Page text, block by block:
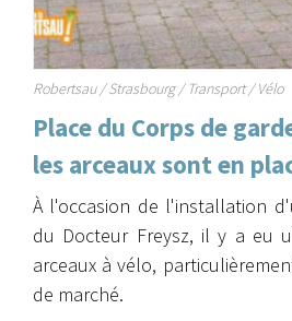
Robertsau/Strasbourg/ Transport/Vélo
Place du Corps de
les arceaux sont en
À l'occasion de l'installation
du Docteur Freysz, il y a eu
arceaux à vélo,
de marché.